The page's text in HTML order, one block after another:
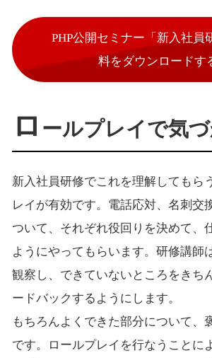
PHP公開セミナー「新入社員
料をダウンロードす
ロ ールプレイで気
新入社員研修でこれを理解してもら
レイが有効です。電話応対、名刺交
ついて、それぞれ役回りを決めて、
ようにやってもらいます。研修講師
観察し、できていないところをきち
ードバックするようにします。
もちろんよくできた部分について、
です。ロールプレイを行なうことに